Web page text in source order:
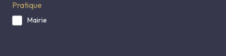
Pratique
Mairie